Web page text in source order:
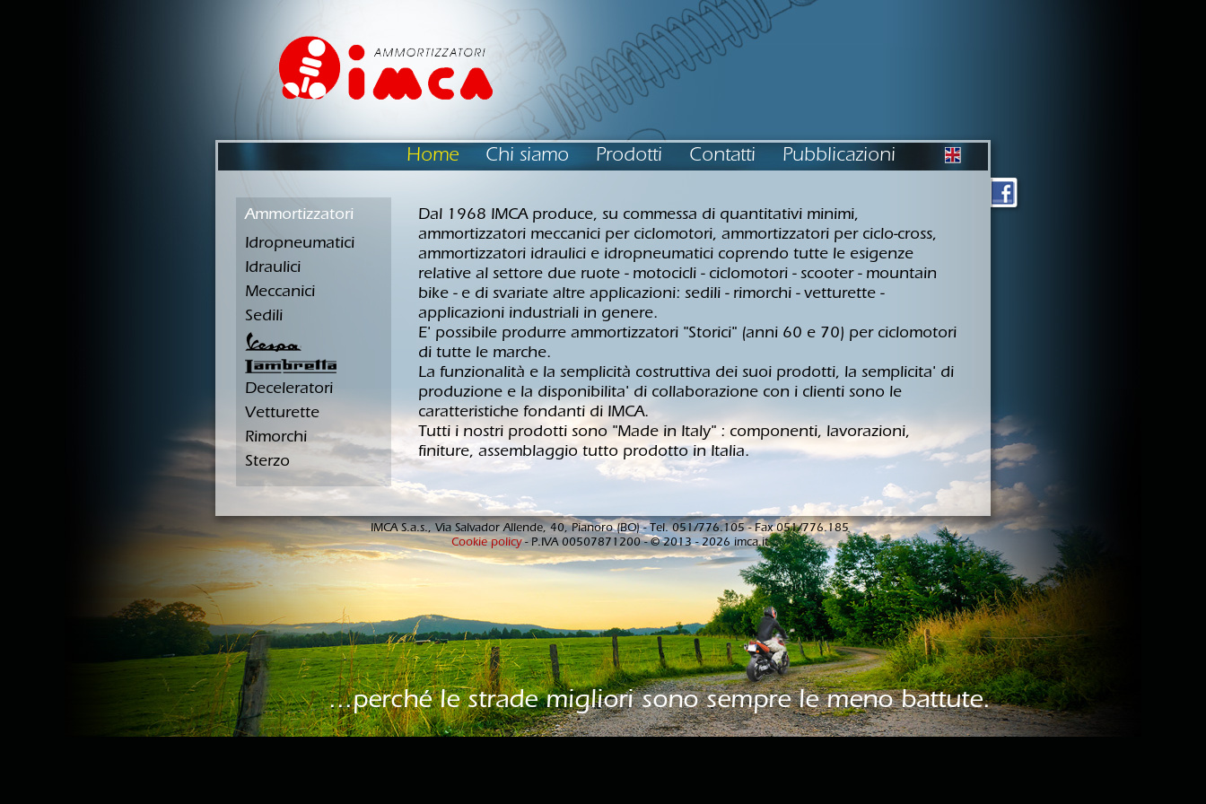
Home Chi siamo Prodotti Contatti Pubblicazioni
Ammortizzatori
Idropneumatici
Idraulici
Meccanici
Sedili
Deceleratori
Vetturette
Rimorchi
Sterzo
Dal 1968 IMCA produce, su commessa di quantitativi minimi,
ammortizzatori meccanici per ciclomotori, ammortizzatori per ciclo-cross,
ammortizzatori idraulici e idropneumatici coprendo tutte le esigenze
relative al settore due ruote - motocicli - ciclomotori - scooter - mountain
bike - e di svariate altre applicazioni: sedili - rimorchi - vetturette -
applicazioni industriali in genere.
E' possibile produrre ammortizzatori "Storici" (anni 60 e 70) per ciclomotori
di tutte le marche.
La funzionalità e la semplicità costruttiva dei suoi prodotti, la semplicita' di
produzione e la disponibilita' di collaborazione con i clienti sono le
caratteristiche fondanti di IMCA.
Tutti i nostri prodotti sono "Made in Italy" : componenti, lavorazioni,
finiture, assemblaggio tutto prodotto in Italia.
IMCA S.a.s., Via Salvador Allende, 40, Pianoro (BO) - Tel. 051/776.105 - Fax 051/776.185
Cookie policy- P.IVA 00507871200 - © 2013 - 2026 imca.it
...perché le strade migliori sono sempre le meno battute.